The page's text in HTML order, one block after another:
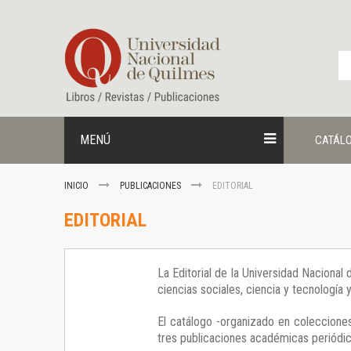
contenido
MENÚ
INICIO PUBLICACIONES EDITORIAL
EDITORIAL
La Editorial de la Universidad
ciencias sociales, ciencia y tecnología
El catálogo -organizado en
tres publicaciones académicas